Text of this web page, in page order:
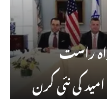
راست
کی نئی کرن